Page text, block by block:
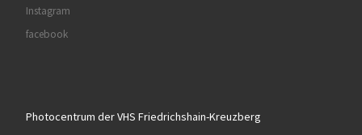
Instagram
facebook
Photocentrum der VHS Friedrichshain-Kreuzberg